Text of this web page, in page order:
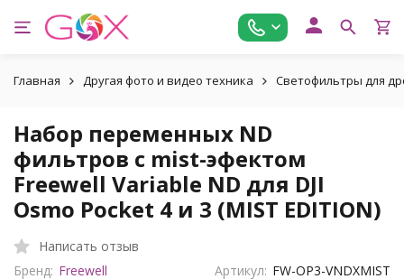
Главная Другая фото и видео техника Светофильтры для
Набор переменных ND
фильтров с mist-эфектом
Freewell Variable ND для DJI
Osmo Pocket 4 и 3 (MIST EDITION)
Написать отзыв
Бренд: Freewell Артикул: FW-OP3-VNDXMIST